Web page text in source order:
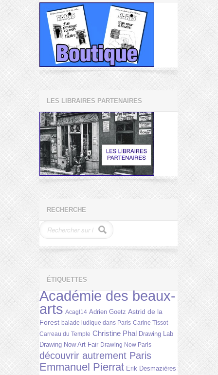
LES LIBRAIRES PARTENAIRES
RECHERCHE
ÉTIQUETTES
Académie des beaux-
arts Acagl14 Adrien Goetz Astrid de la
Forest balade ludique dans Paris Carine Tissot
Carreau du Temple Christine Phal Drawing Lab
Drawing Now Art Fair Drawing Now Paris
découvrir autrement Paris
Emmanuel Pierrat Erik Desmazières